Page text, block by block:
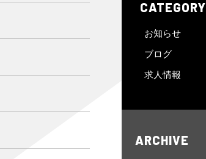
CATEGORY
お知らせ
ブログ
求人情報
ARCHIVE